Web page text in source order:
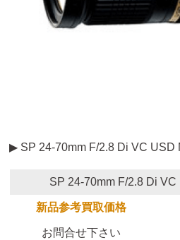
▶ SP 24-70mm F/2.8 Di VC USD
SP 24-70mm F/2.8 Di
新品参考買取価格
お問合せ下さい